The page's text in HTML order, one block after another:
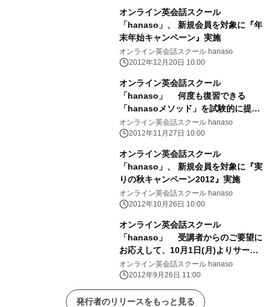
オンライン英会話スクール
「hanaso」、 新規会員を対象に『年
末年始キャンペーン』実施
オンライン英会話スクール hanaso
2012年12月20日 10:00
オンライン英会話スクール
「hanaso」 何度も復習できる
「hanasoメソッド」を試験的に提供
開始
オンライン英会話スクール hanaso
2012年11月27日 10:00
オンライン英会話スクール
「hanaso」、 新規会員を対象に『実
りの秋キャンペーン2012』実施
オンライン英会話スクール hanaso
2012年10月26日 10:00
オンライン英会話スクール
「hanaso」 受講者からのご要望に
お応えして、10月1日(月)よりサービ
ス時間を拡大
オンライン英会話スクール hanaso
2012年9月26日 11:00
発行者のリリースをもっと見る